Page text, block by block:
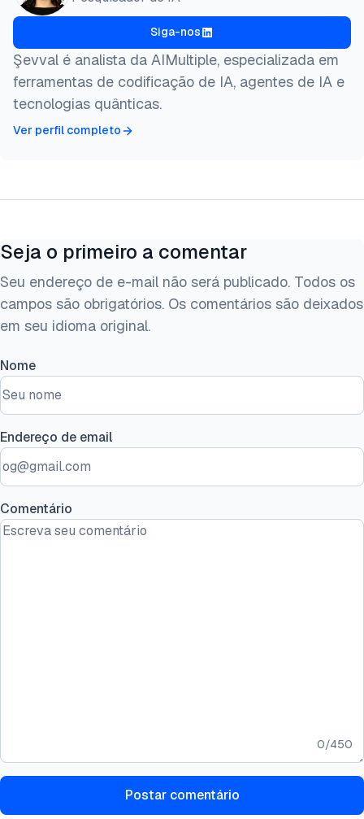
Siga-nos
Şevval é analista da AIMultiple, especializada em
ferramentas de codificação de IA, agentes de IA e
tecnologias quânticas.
Ver perfil completo
Seja o primeiro a comentar
Seu endereço de e-mail não será publicado. Todos os
campos são obrigatórios. Os comentários são deixados
em seu idioma original.
Nome
Endereço de email
Comentário
0/450
Postar comentário